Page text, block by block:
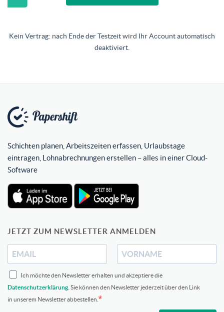
Kein Vertrag: nach Ende der Testzeit wird Ihr Account automatisch
deaktiviert.
Schichten planen, Arbeitszeiten erfassen, Urlaubstage
eintragen, Lohnabrechnungen erstellen – alles in einer Cloud-
Software
JETZT ZUM NEWSLETTER ANMELDEN
Ich möchte den Newsletter erhalten und akzeptiere die
Datenschutzerklärung . Sie können den Newsletter jederzeit über den Link
in unserem Newsletter abbestellen.